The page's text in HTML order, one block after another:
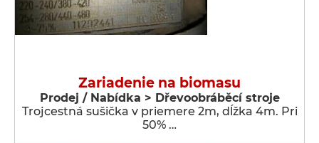
Zariadenie na biomasu
Prodej / Nabídka > Dřevoobráběcí stroje
Trojcestná sušička v priemere 2m, dĺžka 4m. Pri
50% …